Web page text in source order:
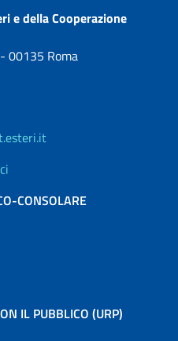
e della Cooperazione
00135 Roma
CONSOLARE
IL PUBBLICO (URP)